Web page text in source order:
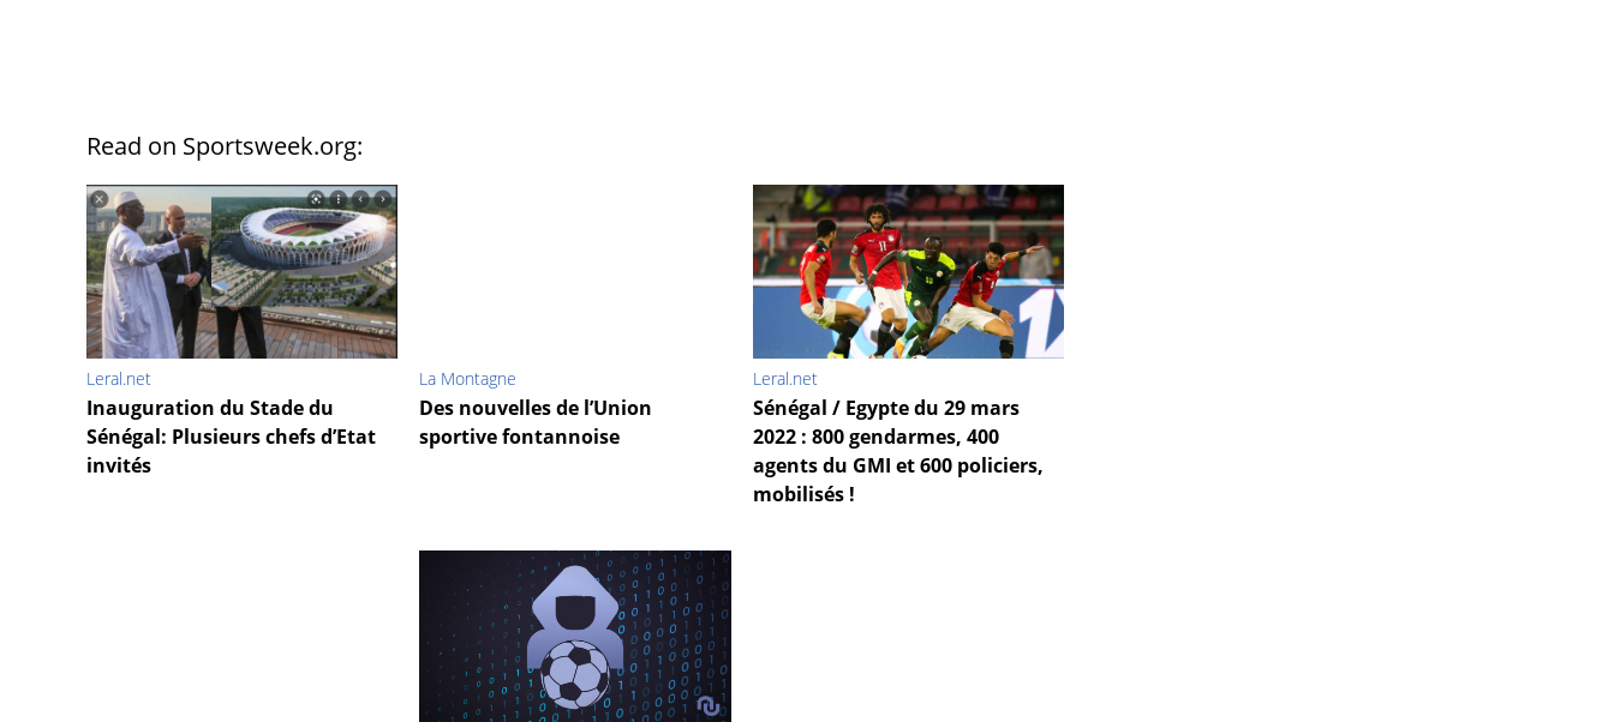
Read on Sportsweek.org:
Leral.net
Inauguration du Stade du
Sénégal: Plusieurs chefs d’Etat
invités
La Montagne
Des nouvelles de l’Union
sportive fontannoise
Leral.net
Sénégal / Egypte du 29 mars
2022 : 800 gendarmes, 400
agents du GMI et 600 policiers,
mobilisés !